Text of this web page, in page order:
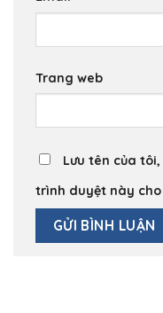
Trang web
Lưu tên của
trình duyệt này